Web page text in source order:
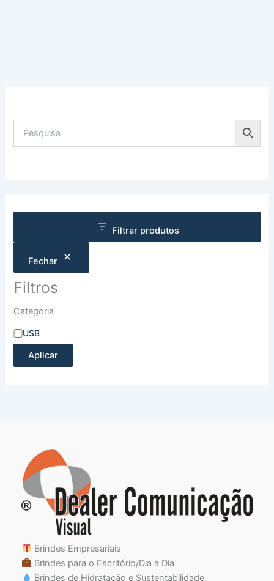
Filtrar produtos
Fechar
Filtros
Categoria
USB
Aplicar
Brindes Empresariais
Brindes para o Escritório/Dia a Dia
Brindes de Hidratação e Sustentabilidade